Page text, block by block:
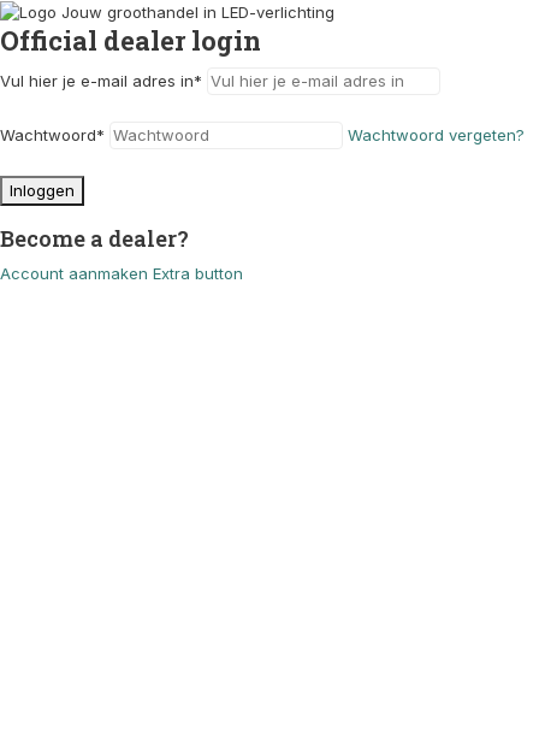
Official dealer login
Vul hier je e-mail adres in*
Wachtwoord* Wachtwoord vergeten?
Inloggen
Become a dealer?
Account aanmaken Extra button